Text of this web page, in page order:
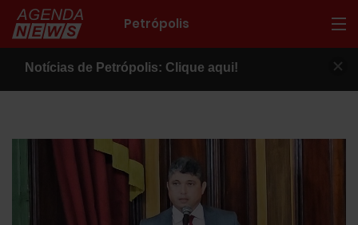
Petrópolis
Notícias de Petrópolis: Clique aqui!